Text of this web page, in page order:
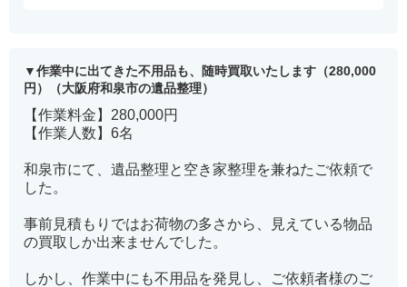
作業中に出てきた不用品も、随時買取いたします（280,000
円）（大阪府和泉市の遺品整理）
【作業料金】280,000円
【作業人数】6名
和泉市にて、遺品整理と空き家整理を兼ねたご依頼で
した。
事前見積もりではお荷物の多さから、見えている物品
の買取しか出来ませんでした。
しかし、作業中にも不用品を発見し、ご依頼者様のご